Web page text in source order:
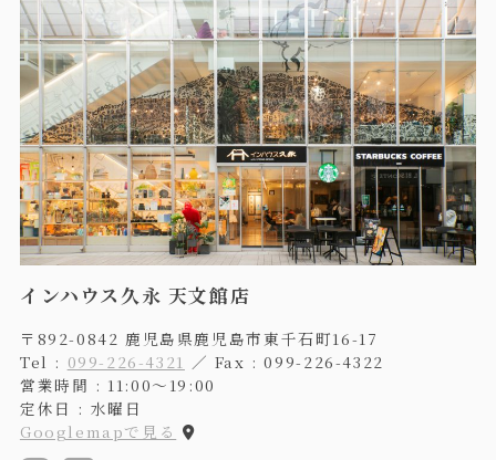
インハウス久永 天文館店
〒892-0842 鹿児島県鹿児島市東千石町16-17
Tel : 099-226-4321 ／ Fax : 099-226-4322
営業時間 : 11:00〜19:00
定休日 : 水曜日
Googlemapで見る